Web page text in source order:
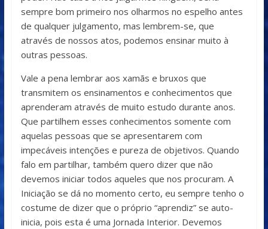
sempre bom primeiro nos olharmos no espelho antes
de qualquer julgamento, mas lembrem-se, que
através de nossos atos, podemos ensinar muito à
outras pessoas.
Vale a pena lembrar aos xamãs e bruxos que
transmitem os ensinamentos e conhecimentos que
aprenderam através de muito estudo durante anos.
Que partilhem esses conhecimentos somente com
aquelas pessoas que se apresentarem com
impecáveis intenções e pureza de objetivos. Quando
falo em partilhar, também quero dizer que não
devemos iniciar todos aqueles que nos procuram. A
Iniciação se dá no momento certo, eu sempre tenho o
costume de dizer que o próprio “aprendiz” se auto-
inicia, pois esta é uma Jornada Interior. Devemos